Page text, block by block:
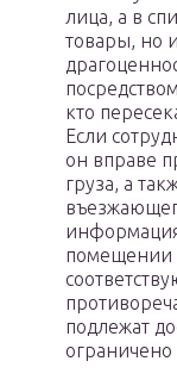
лица, а в
товары, но
кто
Если
он вправе
груза, а
помещении
подлежат